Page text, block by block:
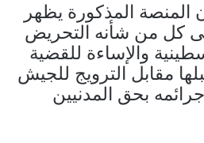
المذكورة يظهر
كل من شأنه التحريض
والإساءة للقضية
مقابل الترويج للجيش
بحق المدنيين